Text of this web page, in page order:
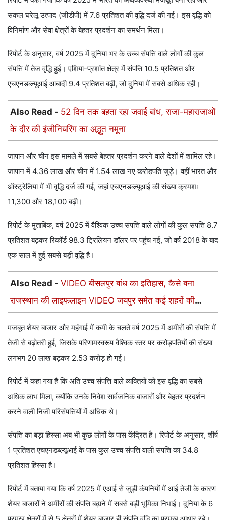
सकल घरेलू उत्पाद (जीडीपी) में 7.6 प्रतिशत की वृद्धि दर्ज की गई। इस वृद्धि को
विनिर्माण और सेवा क्षेत्रों के बेहतर प्रदर्शन का समर्थन मिला।
रिपोर्ट के अनुसार, वर्ष 2025 में दुनिया भर के उच्च संपत्ति वाले लोगों की कुल
संपत्ति में तेज वृद्धि हुई। एशिया-प्रशांत क्षेत्र में संपत्ति 10.5 प्रतिशत और
एचएनडब्ल्यूआई आबादी 9.4 प्रतिशत बढ़ी, जो दुनिया में सबसे अधिक रही।
Also Read - 52 दिन तक बहता रहा जवाई बांध, राजा-महाराजाओं
के दौर की इंजीनियरिंग का अद्भुत नमूना
जापान और चीन इस मामले में सबसे बेहतर प्रदर्शन करने वाले देशों में शामिल रहे।
जापान में 4.36 लाख और चीन में 1.54 लाख नए करोड़पति जुड़े। वहीं भारत और
ऑस्ट्रेलिया में भी वृद्धि दर्ज की गई, जहां एचएनडब्ल्यूआई की संख्या क्रमशः
11,300 और 18,100 बढ़ी।
रिपोर्ट के मुताबिक, वर्ष 2025 में वैश्विक उच्च संपत्ति वाले लोगों की कुल संपत्ति 8.7
प्रतिशत बढ़कर रिकॉर्ड 98.3 ट्रिलियन डॉलर पर पहुंच गई, जो वर्ष 2018 के बाद
एक साल में हुई सबसे बड़ी वृद्धि है।
Also Read - VIDEO बीसलपुर बांध का इतिहास, कैसे बना
राजस्थान की लाइफलाइन VIDEO जयपुर समेत कई शहरों की
मजबूत शेयर बाजार और महंगाई में कमी के चलते वर्ष 2025 में अमीरों की संपत्ति में
तेजी से बढ़ोतरी हुई, जिसके परिणामस्वरूप वैश्विक स्तर पर करोड़पतियों की संख्या
लगभग 20 लाख बढ़कर 2.53 करोड़ हो गई।
रिपोर्ट में कहा गया है कि अति उच्च संपत्ति वाले व्यक्तियों को इस वृद्धि का सबसे
अधिक लाभ मिला, क्योंकि उनके निवेश सार्वजनिक बाजारों और बेहतर प्रदर्शन
करने वाली निजी परिसंपत्तियों में अधिक थे।
संपत्ति का बड़ा हिस्सा अब भी कुछ लोगों के पास केंद्रित है। रिपोर्ट के अनुसार, शीर्ष
1 प्रतिशत एचएनडब्ल्यूआई के पास कुल उच्च संपत्ति वाली संपत्ति का 34.8
प्रतिशत हिस्सा है।
रिपोर्ट में बताया गया कि वर्ष 2025 में एआई से जुड़ी कंपनियों में आई तेजी के कारण
शेयर बाजारों ने अमीरों की संपत्ति बढ़ाने में सबसे बड़ी भूमिका निभाई। दुनिया के 6